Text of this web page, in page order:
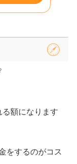
額になります
をするのがコス